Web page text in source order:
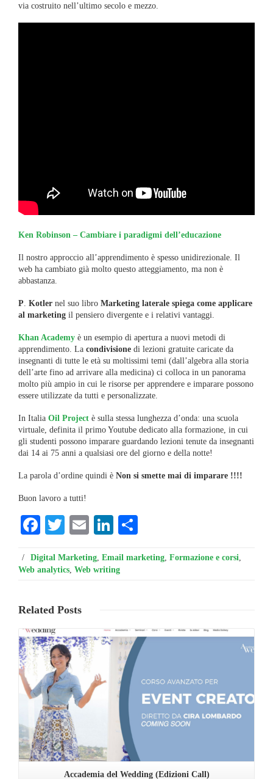
via costruito nell’ultimo secolo e mezzo.
Ken Robinson – Cambiare i paradigmi dell’educazione
Il nostro approccio all’apprendimento è spesso unidirezionale. Il
web ha cambiato già molto questo atteggiamento, ma non è
abbastanza.
P. Kotler nel suo libro Marketing laterale spiega come applicare
al marketing il pensiero divergente e i relativi vantaggi.
Khan Academy è un esempio di apertura a nuovi metodi di
apprendimento. La condivisione di lezioni gratuite caricate da
insegnanti di tutte le età su moltissimi temi (dall’algebra alla storia
dell’arte fino ad arrivare alla medicina) ci colloca in un panorama
molto più ampio in cui le risorse per apprendere e imparare possono
essere utilizzate da tutti e personalizzate.
In Italia Oil Project è sulla stessa lunghezza d’onda: una scuola
virtuale, definita il primo Youtube dedicato alla formazione, in cui
gli studenti possono imparare guardando lezioni tenute da insegnanti
dai 14 ai 75 anni a qualsiasi ore del giorno e della notte!
La parola d’ordine quindi è Non si smette mai di imparare !!!!
Buon lavoro a tutti!
Facebook
Twitter
EmailLinkedIn
/ Digital Marketing, Email marketing, Formazione e corsi,
Web analytics, Web writing
Related Posts
Accademia del Wedding (Edizioni Call)